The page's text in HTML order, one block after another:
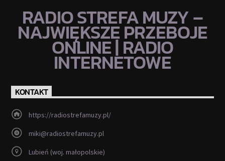
RADIO STREFA MUZY –
NAJWIĘKSZE PRZEBOJE
ONLINE | RADIO
INTERNETOWE
KONTAKT
https://radiostrefamuzy.pl/
miki@radiostrefamuzy.pl
Lubień (woj. małopolskie)